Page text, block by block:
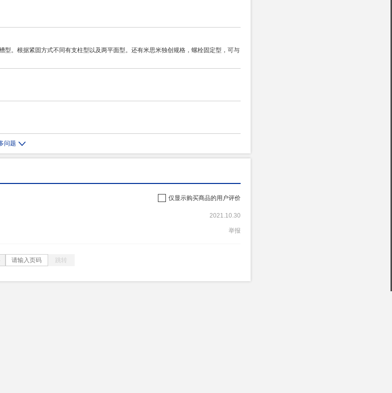
。根据紧固方式不同有支柱型以及两平面型。还有米思米独创规格，螺栓固定型，可与
问题
仅显示购买商品的用户评价
2021.10.30
举报
跳转